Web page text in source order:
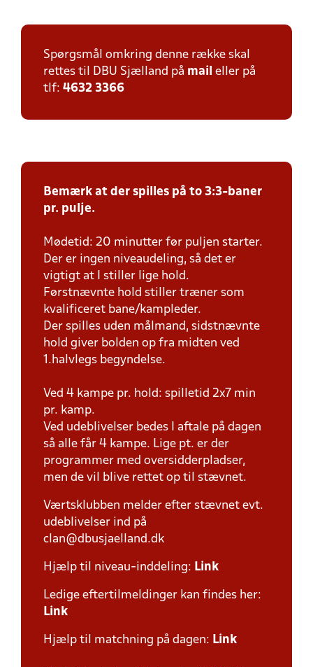
Spørgsmål omkring denne række skal
rettes til DBU Sjælland på mail eller på
tlf: 4632 3366
Bemærk at der spilles på to 3:3-baner
pr. pulje.
Mødetid: 20 minutter før puljen starter.
Der er ingen niveaudeling, så det er
vigtigt at I stiller lige hold.
Førstnævnte hold stiller træner som
kvalificeret bane/kampleder.
Der spilles uden målmand, sidstnævnte
hold giver bolden op fra midten ved
1.halvlegs begyndelse.
Ved 4 kampe pr. hold: spilletid 2x7 min
pr. kamp.
Ved udeblivelser bedes I aftale på dagen
så alle får 4 kampe. Lige pt. er der
programmer med oversidderpladser,
men de vil blive rettet op til stævnet.
Værtsklubben melder efter stævnet evt.
udeblivelser ind på
clan@dbusjaelland.dk
Hjælp til niveau-inddeling: Link
Ledige eftertilmeldinger kan findes her:
Link
Hjælp til matchning på dagen: Link